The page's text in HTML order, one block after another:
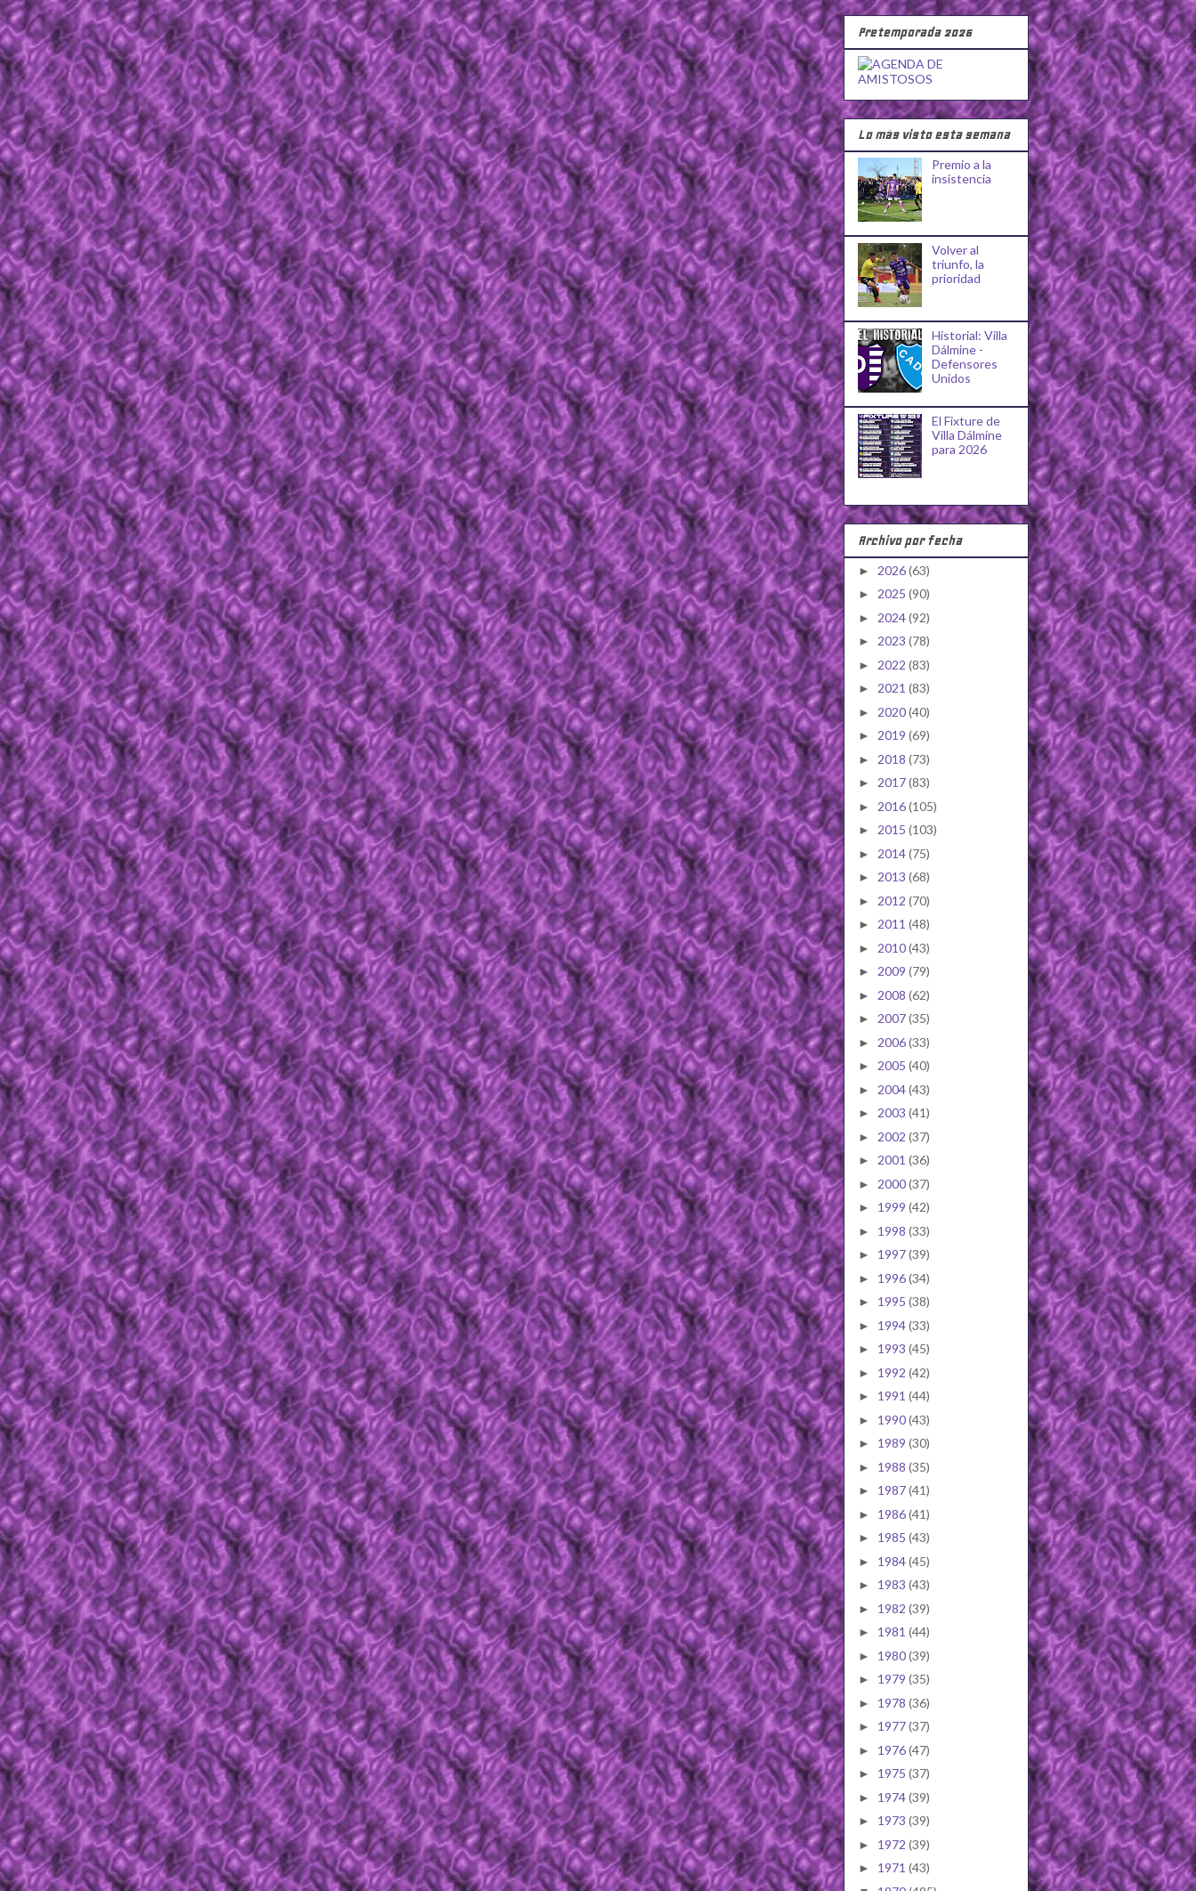
Pretemporada 2026
Lo más visto esta semana
Premio a la
insistencia
Volver al
triunfo, la
prioridad
Historial: Villa
Dálmine -
Defensores
Unidos
El Fixture de
Villa Dálmine
para 2026
Archivo por fecha
► 2026(63)
► 2025 (90)
► 2024(92)
► 2023 (78)
► 2022 (83)
► 2021 (83)
► 2020(40)
► 2019 (69)
► 2018 (73)
► 2017(83)
► 2016(105)
► 2015 (103)
► 2014(75)
► 2013 (68)
► 2012 (70)
► 2011 (48)
► 2010(43)
► 2009 (79)
► 2008 (62)
► 2007(35)
► 2006(33)
► 2005 (40)
► 2004(43)
► 2003 (41)
► 2002 (37)
► 2001 (36)
► 2000(37)
► 1999 (42)
► 1998 (33)
► 1997(39)
► 1996(34)
► 1995 (38)
► 1994(33)
► 1993 (45)
► 1992 (42)
► 1991 (44)
► 1990(43)
► 1989 (30)
► 1988 (35)
► 1987(41)
► 1986(41)
► 1985 (43)
► 1984(45)
► 1983 (43)
► 1982 (39)
► 1981 (44)
► 1980(39)
► 1979 (35)
► 1978 (36)
► 1977(37)
► 1976(47)
► 1975 (37)
► 1974(39)
► 1973 (39)
► 1972 (39)
► 1971 (43)